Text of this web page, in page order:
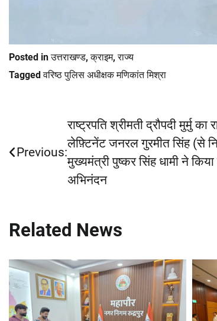
Posted inउत्तराखण्ड,क्राइम,राज्य
Taggedवरिष्ठ पुलिस अधीक्षक मणिकांत मिश्रा
navigation
Previous:
राष्ट्रपति श्रीमती द्रौपदी मुर्मु का
लेफ़्टिनेंट जनरल गुरमीत सिंह (से
मुख्यमंत्री पुष्कर सिंह धामी ने
अभिनंदन
Related News